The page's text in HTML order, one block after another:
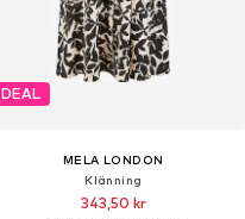
DEAL
MELA LONDON
Klänning
343,50 kr